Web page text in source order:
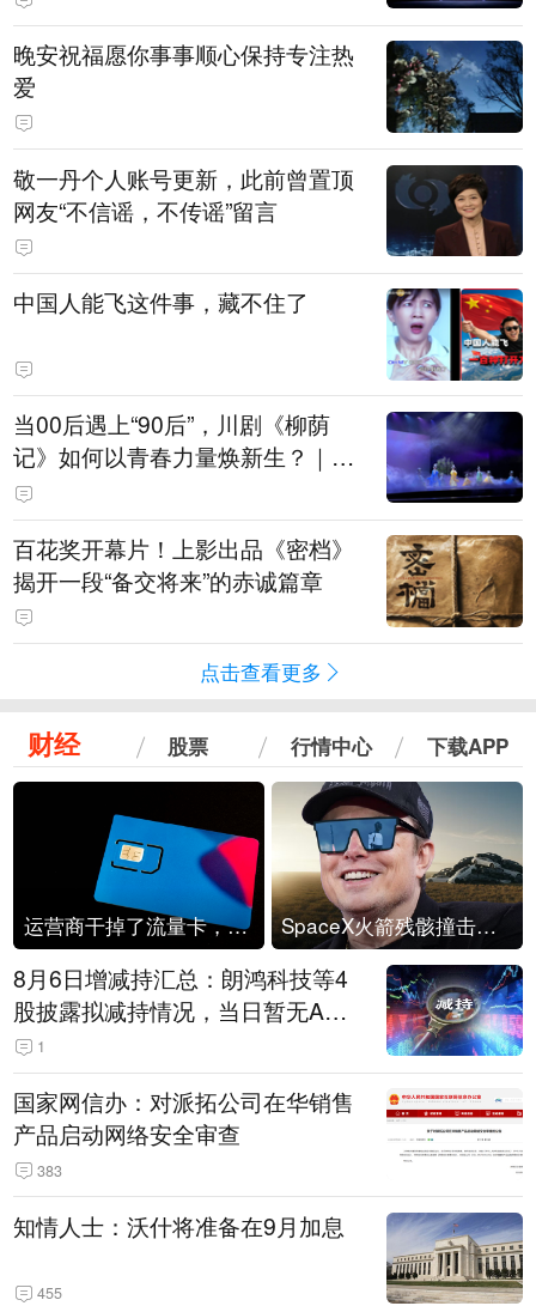
晚安祝福愿你事事顺心保持专注热
爱
敬一丹个人账号更新，此前曾置顶
网友“不信谣，不传谣”留言
中国人能飞这件事，藏不住了
当00后遇上“90后”，川剧《柳荫
记》如何以青春力量焕新生？｜文
化观察
百花奖开幕片！上影出品《密档》
揭开一段“备交将来”的赤诚篇章
点击查看更多
财经 股票 行情中心 下载APP
运营商干掉了流量卡，他们真的玩不起了 SpaceX火箭残骸撞击月球
8月6日增减持汇总：朗鸿科技等4
股披露拟减持情况，当日暂无A股
公司披露拟增持情况（表）
1
国家网信办：对派拓公司在华销售
产品启动网络安全审查
383
知情人士：沃什将准备在9月加息
455